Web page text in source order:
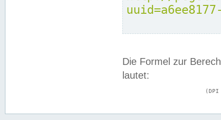
Die Formel zur
lautet: